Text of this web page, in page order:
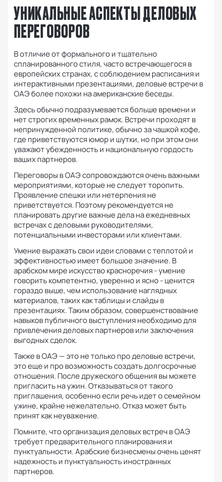
УНИКАЛЬНЫЕ АСПЕКТЫ ДЕЛОВЫХ
ПЕРЕГОВОРОВ
В отличие от формального и тщательно
спланированного стиля, часто встречающегося в
европейских странах, с соблюдением расписания и
интерактивными презентациями, деловые встречи в
ОАЭ более похожи на американские беседы.
Здесь обычно подразумевается больше времени и
нет строгих временных рамок. Встречи проходят в
непринужденной политике, обычно за чашкой кофе,
где приветствуются юмор и шутки, но при этом они
уважают убежденность и национальную гордость
ваших партнеров.
Переговоры в ОАЭ сопровождаются очень важными
мероприятиями, которые не следует торопить.
Проявление спешки или нетерпения не
приветствуется. Поэтому рекомендуется не
планировать другие важные дела на ежедневных
встречах с деловыми руководителями,
потенциальными инвесторами или клиентами.
Умение выражать свои идеи словами с теплотой и
эффективностью имеет большое значение. В
арабском мире искусство красноречия - умение
говорить компетентно, уверенно и ясно - ценится
гораздо выше, чем использование наглядных
материалов, таких как таблицы и слайды в
презентациях.Таким образом, совершенствование
навыков публичного выступления необходимо для
привлечения деловых партнеров или заключения
выгодных сделок.
Также в ОАЭ — это не только про деловые встречи,
это еще и про возможность создать долгосрочные
отношения. После дружеского общения вы можете
пригласить на ужин.Отказываться от такого
приглашения, особенно если речь идет о семейном
ужине, крайне нежелательно.Отказ может быть
принят как неуважение.
Помните, что организация деловых встреч в ОАЭ
требует предварительного планирования и
пунктуальности.Арабские бизнесмены очень ценят
надежность и пунктуальность иностранных
партнеров.